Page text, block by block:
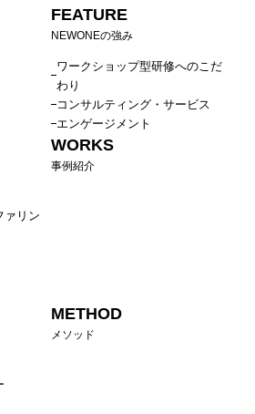
FEATURE
NEWONEの強み
ワークショップ型研修へのこだ
わり
コンサルティング・サービス
エンゲージメント
ァリン
WORKS
事例紹介
METHOD
メソッド